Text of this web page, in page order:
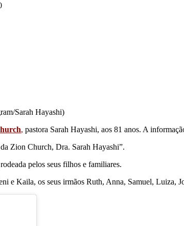
Sarah Hayashi)
, pastora Sarah Hayashi, aos 81 anos. A
Zion Church, Dra. Sarah Hayashi”.
pelos seus filhos e familiares.
e Kaila, os seus irmãos Ruth, Anna, Samuel, Luiza,